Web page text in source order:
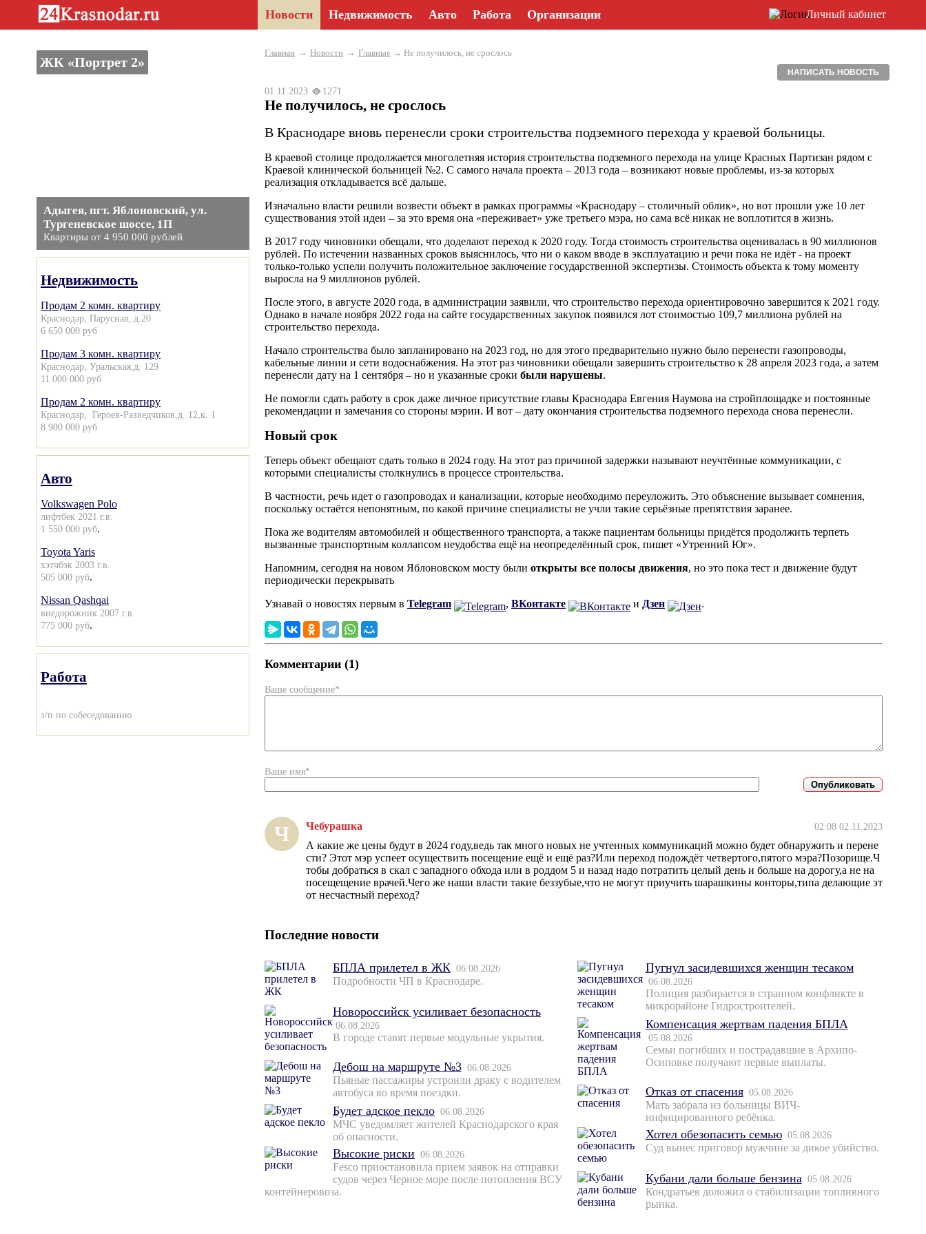
Новости Недвижимость Авто Работа Организации Личный кабинет
ЖК «Портрет 2»
Адыгея, пгт. Яблоновский, ул.
Тургеневское шоссе, 1П
Квартиры от 4 950 000 рублей
Недвижимость
Продам 2 комн. квартиру
Краснодар, Парусная, д.20
6 650 000 руб
Продам 3 комн. квартиру
Краснодар, Уральская,д. 129
11 000 000 руб
Продам 2 комн. квартиру
Краснодар, Героев-Разведчиков,д. 12,к. 1
8 900 000 руб
Авто
Volkswagen Polo
лифтбек 2021 г.в.
1 550 000 руб.
Toyota Yaris
хэтчбэк 2003 г.в.
505 000 руб.
Nissan Qashqai
внедорожник 2007 г.в.
775 000 руб.
Работа
з/п по собеседованию
Главная → Новости → Главные → Не получилось, не срослось
НАПИСАТЬ НОВОСТЬ
01.11.2023 1271
Не получилось, не срослось
В Краснодаре вновь перенесли сроки строительства подземного перехода у краевой больницы.
В краевой столице продолжается многолетняя история строительства подземного перехода на улице Красных Партизан рядом с
Краевой клинической больницей №2. С самого начала проекта – 2013 года – возникают новые проблемы, из-за которых
реализация откладывается всё дальше.
Изначально власти решили возвести объект в рамках программы «Краснодару – столичный облик», но вот прошли уже 10 лет
существования этой идеи – за это время она «переживает» уже третьего мэра, но сама всё никак не воплотится в жизнь.
В 2017 году чиновники обещали, что доделают переход к 2020 году. Тогда стоимость строительства оценивалась в 90 миллионов
рублей. По истечении названных сроков выяснилось, что ни о каком вводе в эксплуатацию и речи пока не идёт - на проект
только-только успели получить положительное заключение государственной экспертизы. Стоимость объекта к тому моменту
выросла на 9 миллионов рублей.
После этого, в августе 2020 года, в администрации заявили, что строительство перехода ориентировочно завершится к 2021 году.
Однако в начале ноября 2022 года на сайте государственных закупок появился лот стоимостью 109,7 миллиона рублей на
строительство перехода.
Начало строительства было запланировано на 2023 год, но для этого предварительно нужно было перенести газопроводы,
кабельные линии и сети водоснабжения. На этот раз чиновники обещали завершить строительство к 28 апреля 2023 года, а затем
перенесли дату на 1 сентября – но и указанные сроки были нарушены.
Не помогли сдать работу в срок даже личное присутствие главы Краснодара Евгения Наумова на стройплощадке и постоянные
рекомендации и замечания со стороны мэрии. И вот – дату окончания строительства подземного перехода снова перенесли.
Новый срок
Теперь объект обещают сдать только в 2024 году. На этот раз причиной задержки называют неучтённые коммуникации, с
которыми специалисты столкнулись в процессе строительства.
В частности, речь идет о газопроводах и канализации, которые необходимо переуложить. Это объяснение вызывает сомнения,
поскольку остаётся непонятным, по какой причине специалисты не учли такие серьёзные препятствия заранее.
Пока же водителям автомобилей и общественного транспорта, а также пациентам больницы придётся продолжить терпеть
вызванные транспортным коллапсом неудобства ещё на неопределённый срок, пишет «Утренний Юг».
Напомним, сегодня на новом Яблоновском мосту были открыты все полосы движения, но это пока тест и движение будут
периодически перекрывать
Узнавай о новостях первым в Telegram , ВКонтакте и Дзен .
Комментарии (1)
Ваше сообщение*
Ваше имя*
Ч Чебурашка 02:08 02.11.2023
А какие же цены будут в 2024 году,ведь так много новых не учтенных коммуникаций можно будет обнаружить и перене
сти? Этот мэр успеет осуществить посещение ещё и ещё раз?Или переход подождёт четвертого,пятого мэра?Позорище.Ч
тобы добраться в скал с западного обхода или в роддом 5 и назад надо потратить целый день и больше на дорогу,а не на
посещещение врачей.Чего же наши власти такие беззубые,что не могут приучить шарашкины конторы,типа делающие эт
от несчастный переход?
Последние новости
БПЛА прилетел в ЖК 06.08.2026
Подробности ЧП в Краснодаре.
Новороссийск усиливает безопасность
06.08.2026
В городе ставят первые модульные укрытия.
Дебош на маршруте №3 06.08.2026
Пьяные пассажиры устроили драку с водителем
автобуса во время поездки.
Будет адское пекло 06.08.2026
МЧС уведомляет жителей Краснодарского края
об опасности.
Высокие риски 06.08.2026
Fesco приостановила прием заявок на отправки
судов через Черное море после потопления ВСУ
контейнеровоза.
Пугнул засидевшихся женщин тесаком
06.08.2026
Полиция разбирается в странном конфликте в
микрорайоне Гидростроителей.
Компенсация жертвам падения БПЛА
05.08.2026
Семьи погибших и пострадавшие в Архипо-
Осиповке получают первые выплаты.
Отказ от спасения 05.08.2026
Мать забрала из больницы ВИЧ-
инфицированного ребёнка.
Хотел обезопасить семью 05.08.2026
Суд вынес приговор мужчине за дикое убийство.
Кубани дали больше бензина 05.08.2026
Кондратьев доложил о стабилизации топливного
рынка.